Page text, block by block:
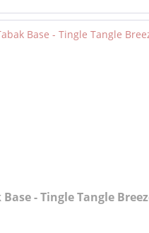
- Tingle Tangle